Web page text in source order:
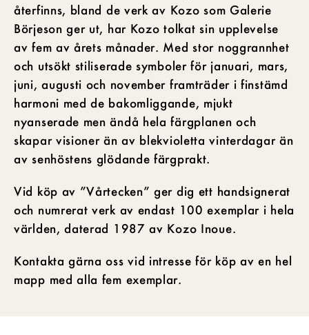
återfinns, bland de verk av Kozo som Galerie
Börjeson ger ut, har Kozo tolkat sin upplevelse
av fem av årets månader. Med stor noggrannhet
och utsökt stiliserade symboler för januari, mars,
juni, augusti och november framträder i finstämd
harmoni med de bakomliggande, mjukt
nyanserade men ändå hela färgplanen och
skapar visioner än av blekvioletta vinterdagar än
av senhöstens glödande färgprakt.
Vid köp av ”Vårtecken” ger dig ett handsignerat
och numrerat verk av endast 100 exemplar i hela
världen, daterad 1987 av Kozo Inoue.
Kontakta gärna oss vid intresse för köp av en hel
mapp med alla fem exemplar.